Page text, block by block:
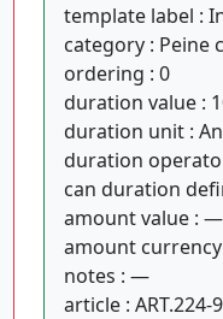
template label :
category : Peine
ordering : 0
duration value :
duration unit :
duration
can duration
amount value : —
amount
notes : —
article : ART.224-